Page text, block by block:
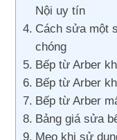
Nội uy tín
Cách sửa một
chóng
Bếp từ Arber
Bếp từ Arber
Bếp từ Arber
Bảng giá sửa
Mẹo khi sử